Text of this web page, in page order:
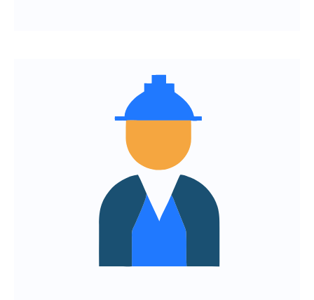
Подключение сработанных
специалистов уровня Middle+/Senior
Минимизация времени на ввод в
Прозрачные процессы и понятные
Контроль над задачами и качеством
без лишней нагрузки